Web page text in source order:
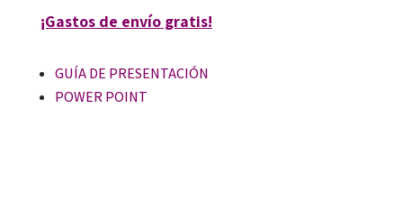
¡Gastos de envío gratis!
GUÍA DE PRESENTACIÓN
POWER POINT